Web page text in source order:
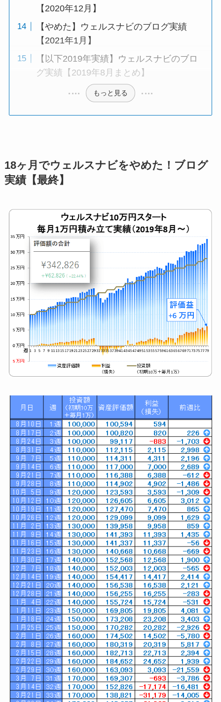
【2020年12月】
【やめた】ウェルスナビのブログ実績
【2021年1月】
【以下2019年実績】ウェルスナビのブロ
グ実績【2019年8月まとめ】
もっと見る
18ヶ月でウェルスナビをやめた！ブログ
実績【最終】